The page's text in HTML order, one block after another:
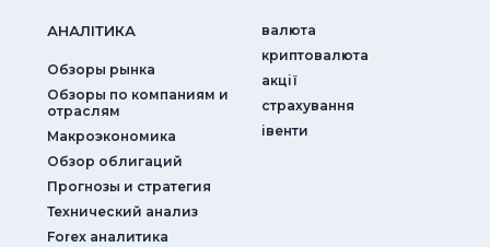
АНАЛIТИКА
Обзоры рынка
Обзоры по компаниям и
отраслям
Макроэкономика
Обзор облигаций
Прогнозы и стратегия
Технический анализ
Forex аналитика
валюта
криптовалюта
акції
страхування
iвенти